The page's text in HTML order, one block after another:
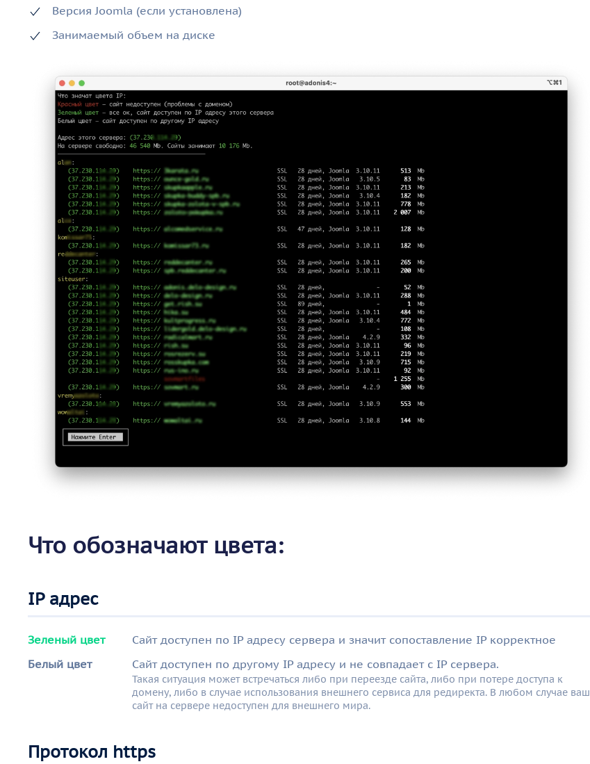
Версия Joomla (если установлена)
Занимаемый объем на диске
Что обозначают цвета:
IP адрес
Зеленый цвет
Сайт доступен по IP адресу сервера и значит сопоставление IP корректное
Белый цвет
Сайт доступен по другому IP адресу и не совпадает с IP сервера.
Такая ситуация может встречаться либо при переезде сайта, либо при потере доступа к
домену, либо в случае использования внешнего сервиса для редиректа. В любом случае ваш
сайт на сервере недоступен для внешнего мира.
Протокол https